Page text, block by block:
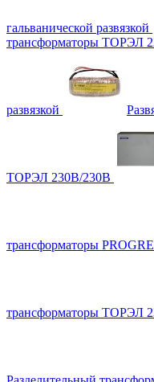
гальванической развязкой
трансформаторы ТОРЭЛ
развязкой
ТОРЭЛ 230В/230В
трансформаторы
трансформаторы ТОРЭЛ